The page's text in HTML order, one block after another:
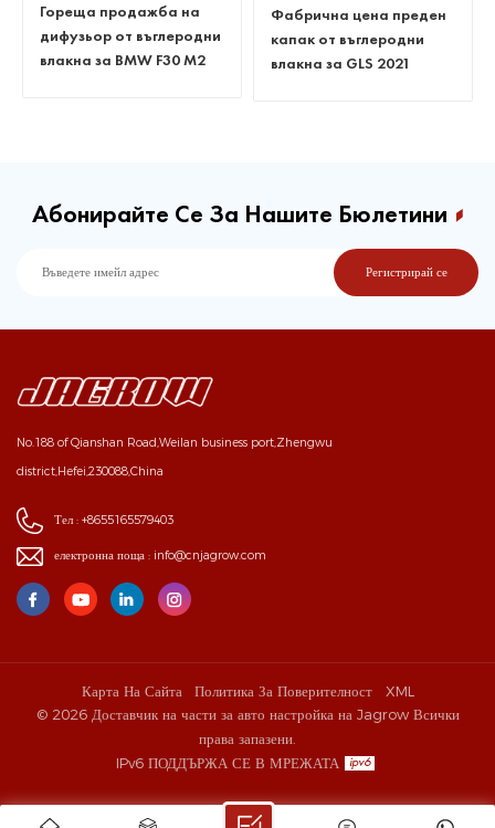
Гореща продажба на
дифузьор от въглеродни
влакна за BMW F30 M2
Фабрична цена преден
капак от въглеродни
влакна за GLS 2021
Абонирайте Се За Нашите Бюлетини
No.188 of Qianshan Road,Weilan business port,Zhengwu
district,Hefei,230088,China
Тел : +8655165579403
електронна поща : info@cnjagrow.com
Карта На Сайта Политика За Поверителност
XML
© 2026 Доставчик на части за авто настройка на Jagrow Всички
права запазени.
IPv6 ПОДДЪРЖА СЕ В МРЕЖАТА